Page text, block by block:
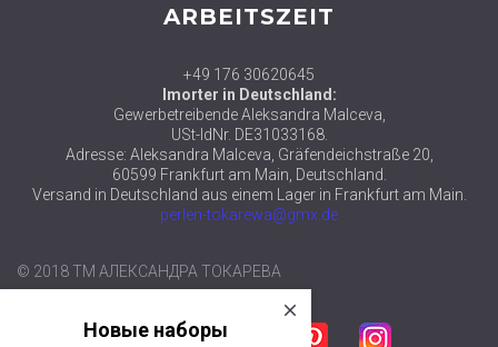
ARBEITSZEIT
+49 176 30620645
Imorter in Deutschland:
Gewerbetreibende Aleksandra Malceva,
USt-IdNr. DE31033168.
Adresse: Aleksandra Malceva, Gräfendeichstraße 20,
60599 Frankfurt am Main, Deutschland.
Versand in Deutschland aus einem Lager in Frankfurt am Main.
perlen-tokarewa@gmx.de
© 2018 ТМ АЛЕКСАНДРА ТОКАРЕВА
Facebook Pinterest Instagram
Новые наборы
НАБОРЫ